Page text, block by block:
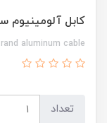
کابل آلومینیوم
aluminum cable
تعداد